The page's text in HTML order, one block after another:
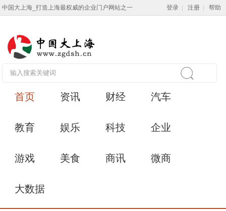
中国大上海_打造上海最权威的企业门户网站之一 登录 注册 帮助
首页 资讯 财经 汽车
教育 娱乐 科技 企业
游戏 美食 商讯 微商
大数据